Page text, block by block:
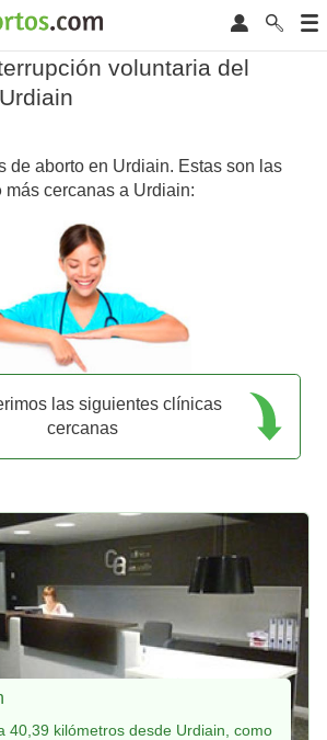
voluntaria del
de aborto en Urdiain. Estas son las
más cercanas a Urdiain:
las siguientes clínicas
cercanas
40,39 kilómetros desde Urdiain, como